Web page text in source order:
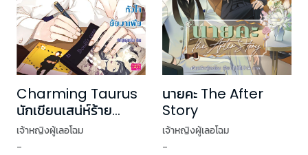
Charming Taurus
นักเขียนเสน่ห์ร้าย
ท้าทายหัวใจยัยมาเฟีย
ชุด Prince of
เจ้าหญิงผู้เลอโฉม
-
นายคะ The After
Story
เจ้าหญิงผู้เลอโฉม
-